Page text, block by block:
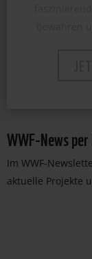
WWF-News
Im WWF-
aktuelle Projekte